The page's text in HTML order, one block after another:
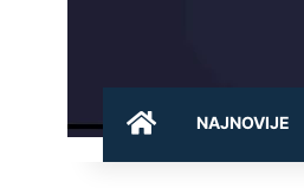
POČETNA
NAJNOVIJE